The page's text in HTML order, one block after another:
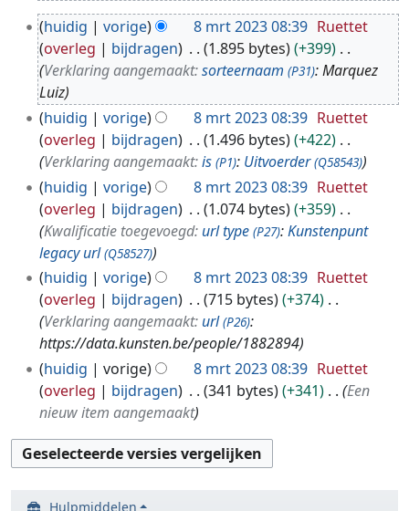
huidig vorige 8 mrt 2023 08:39 Ruettet
overleg
bijdragen 1.895 bytes
+399
Verklaring aangemaakt:sorteernaam (P31): Marquez
Luiz
huidig
vorige 8 mrt 2023 08:39 Ruettet
overleg
bijdragen 1.496 bytes
+422
Verklaring aangemaakt:is (P1): Uitvoerder (Q58543)
huidig vorige 8 mrt 2023 08:39 Ruettet
overleg
bijdragen 1.074 bytes
+359
Kwalificatie toegevoegd: url type (P27):Kunstenpunt
legacy url (Q58527)
huidig vorige 8 mrt 2023 08:39 Ruettet
overleg
bijdragen 715 bytes
+374
Verklaring aangemaakt: url (P26):
https://data.kunsten.be/people/1882894
huidig
vorige 8 mrt 2023 08:39 Ruettet
overleg
bijdragen 341 bytes +341
Een
nieuw item aangemaakt
Hulpmiddelen